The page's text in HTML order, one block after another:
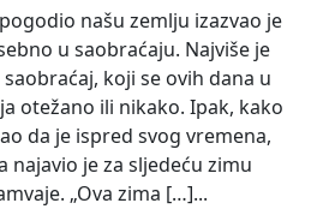
našu zemlju izazvao je
u saobraćaju. Najviše je
koji se ovih dana u
otežano ili nikako. Ipak, kako
da je ispred svog vremena,
najavio je za sljedeću zimu
„Ova zima […]...